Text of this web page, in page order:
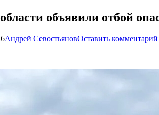
объявили отбой
Андрей СевостьяновОставить комментарий